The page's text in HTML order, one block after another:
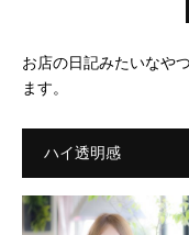
お店の日記みたいなや
ます。
ハイ透明感